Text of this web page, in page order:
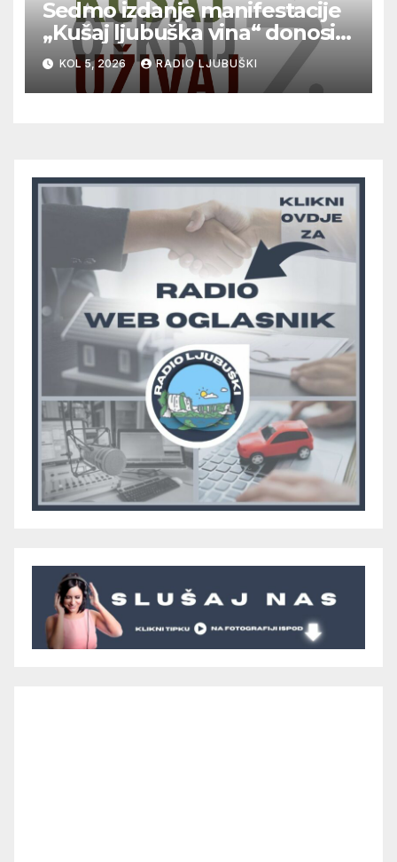
Sedmo izdanje manifestacije
„Kušaj ljubuška vina“ donosi
vrhunska vina, gastronomiju i
glazbu
KOL 5, 2026 RADIO LJUBUŠKI